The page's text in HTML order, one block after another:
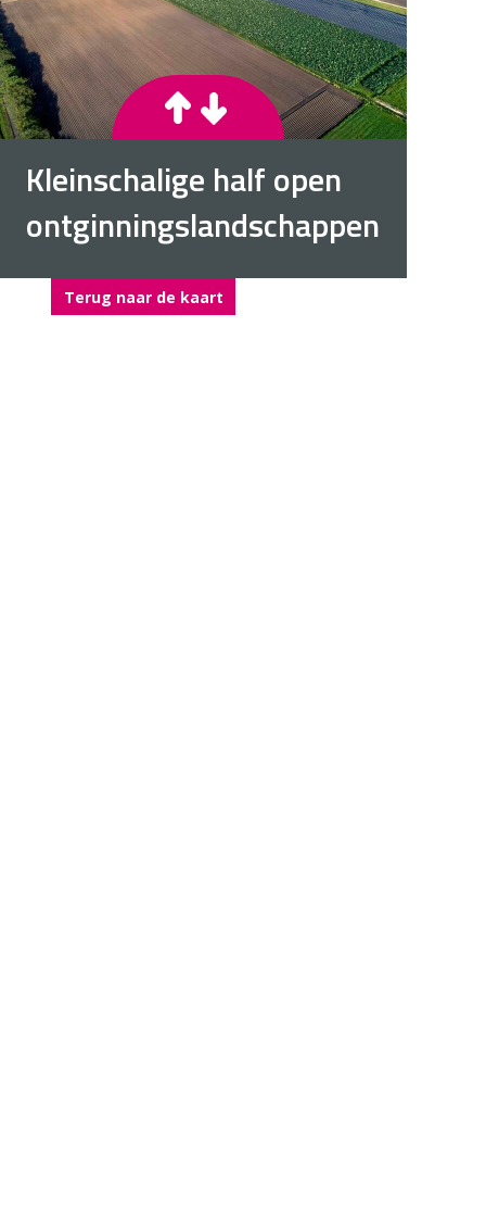
Terug naar de kaart
Kleinschalige half open
ontginningslandschappen